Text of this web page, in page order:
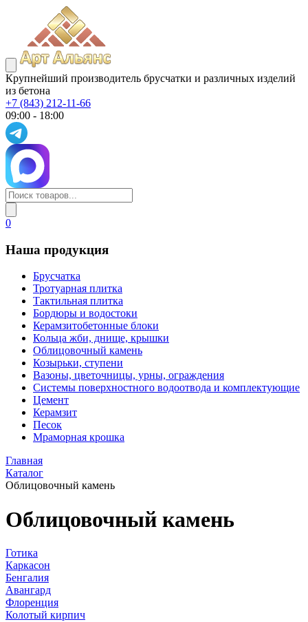
Крупнейший производитель брусчатки и различных изделий
из бетона
+7 (843) 212-11-66
09:00 - 18:00
0
Наша продукция
Брусчатка
Тротуарная плитка
Тактильная плитка
Бордюры и водостоки
Керамзитобетонные блоки
Кольца жби, днище, крышки
Облицовочный камень
Козырьки, ступени
Вазоны, цветочницы, урны, ограждения
Системы поверхностного водоотвода и комплектующие
Цемент
Керамзит
Песок
Мраморная крошка
Главная
Каталог
Облицовочный камень
Облицовочный камень
Готика
Каркасон
Бенгалия
Авангард
Флоренция
Колотый кирпич